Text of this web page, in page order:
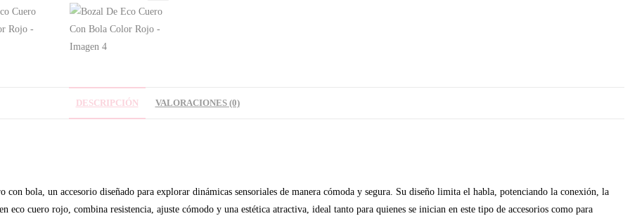
🔍
DESCRIPCIÓN VALORACIONES (0)
con bola, un accesorio diseñado para explorar dinámicas sensoriales de manera cómoda y segura. Su diseño limita el habla, potenciando la conexión, la
cuero rojo, combina resistencia, ajuste cómodo y una estética atractiva, ideal tanto para quienes se inician en este tipo de accesorios como para